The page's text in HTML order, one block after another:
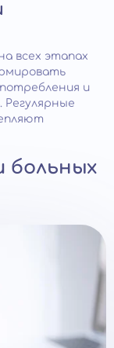
всех этапах
и
больных